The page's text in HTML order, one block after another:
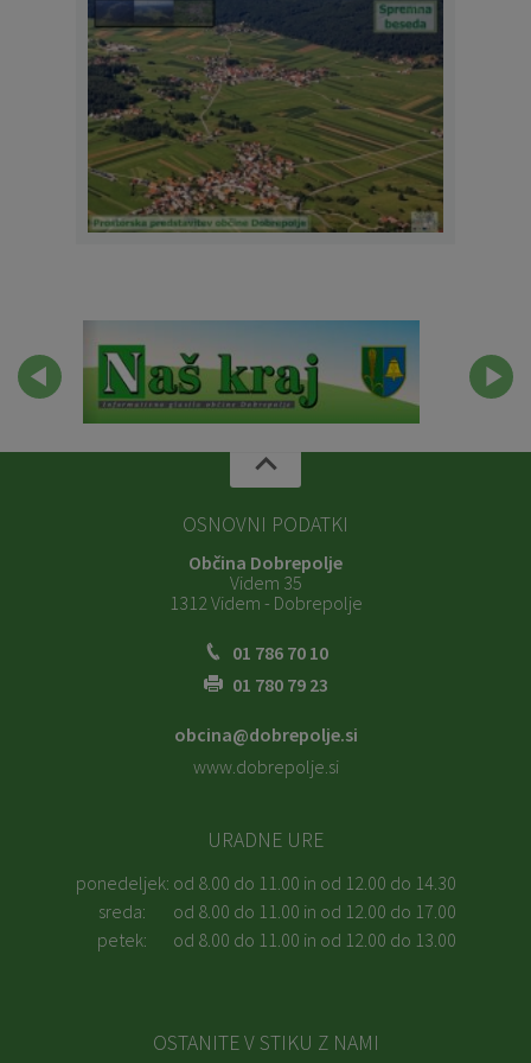
OSNOVNI PODATKI
Občina Dobrepolje
Videm 35
1312 Videm - Dobrepolje
01 786 70 10
01 780 79 23
obcina@dobrepolje.si
www.dobrepolje.si
URADNE URE
ponedeljek: od 8.00 do 11.00 in od 12.00 do 14.30
sreda:
od 8.00 do 11.00 in od 12.00 do 17.00
petek:
od 8.00 do 11.00 in od 12.00 do 13.00
OSTANITE V STIKU Z NAMI